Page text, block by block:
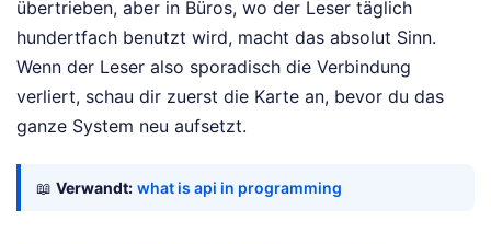
übertrieben, aber in Büros, wo der Leser täglich
hundertfach benutzt wird, macht das absolut Sinn.
Wenn der Leser also sporadisch die Verbindung
verliert, schau dir zuerst die Karte an, bevor du das
ganze System neu aufsetzt.
📖 Verwandt: what is api in programming